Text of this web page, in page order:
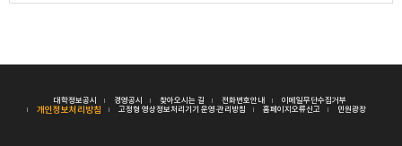
대학정보공시 경영공시 찾아오시는 길 전화번호안내 이메일무단수집거부
개인정보처리방침 고정형 영상정보처리기기 운영·관리방침 홈페이지오류신고 민원광장